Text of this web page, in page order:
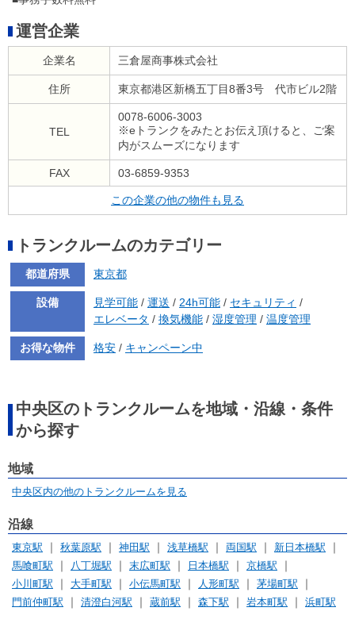
運営企業
企業名 三倉屋商事株式会社
住所 東京都港区新橋五丁目8番3号 代市ビル2階
TEL
0078-6006-3003
※eトランクをみたとお伝え頂けると、ご案
内がスムーズになります
FAX 03-6859-9353
この企業の他の物件も見る
トランクルームのカテゴリー
都道府県 東京都
設備 見学可能 / 運送 / 24h可能 / セキュリティ /
エレベータ / 換気機能 / 湿度管理 / 温度管理
お得な物件 格安 / キャンペーン中
中央区のトランクルームを地域・沿線・条件
から探す
地域
中央区内の他のトランクルームを見る
沿線
東京駅 秋葉原駅 神田駅 浅草橋駅 両国駅
新日本橋駅
馬喰町駅
八丁堀駅 末広町駅 日本橋駅
京橋駅
小川町駅
大手町駅 小伝馬町駅 人形町駅
茅場町駅
門前仲町駅
清澄白河駅 蔵前駅 森下駅 岩本町駅 浜町駅